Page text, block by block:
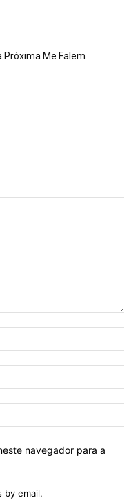
Próxima Me Falem
navegador para a
by email.